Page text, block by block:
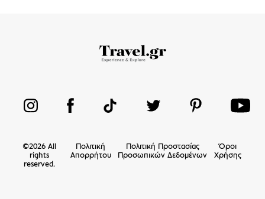
©2026 All
rights
reserved.
Πολιτική
Απορρήτου
Πολιτική Προστασίας
Προσωπικών Δεδομένων
Όροι
Χρήσης